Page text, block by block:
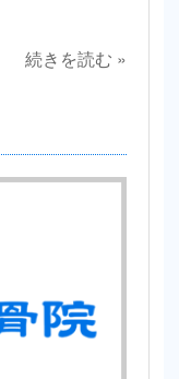
続きを読む »